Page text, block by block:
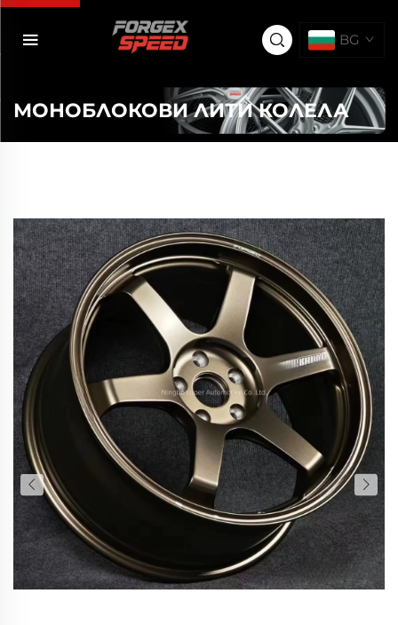
BG
МОНОБЛОКОВИ ЛИТИ КОЛЕЛА